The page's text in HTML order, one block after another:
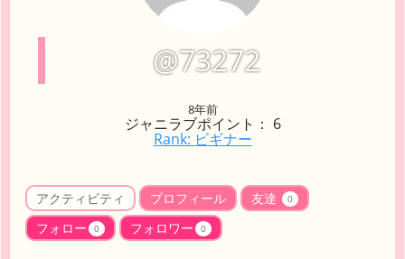
@73272
8年前
ジャニラブポイント： 6
Rank: ビギナー
アクティビティ プロフィール 友達 0
フォロー 0 フォロワー 0